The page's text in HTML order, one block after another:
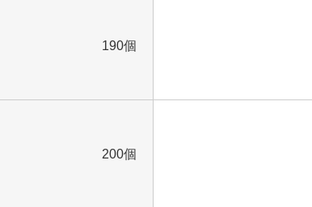
190個
200個